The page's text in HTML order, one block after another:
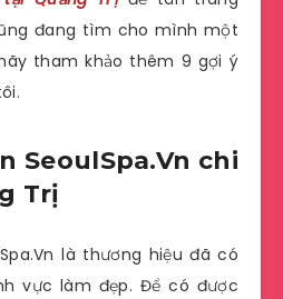
đang tìm cho mình một
tham khảo thêm 9 gợi ý
SeoulSpa.Vn chi
Trị
là thương hiệu đã có
vực làm đẹp. Để có được